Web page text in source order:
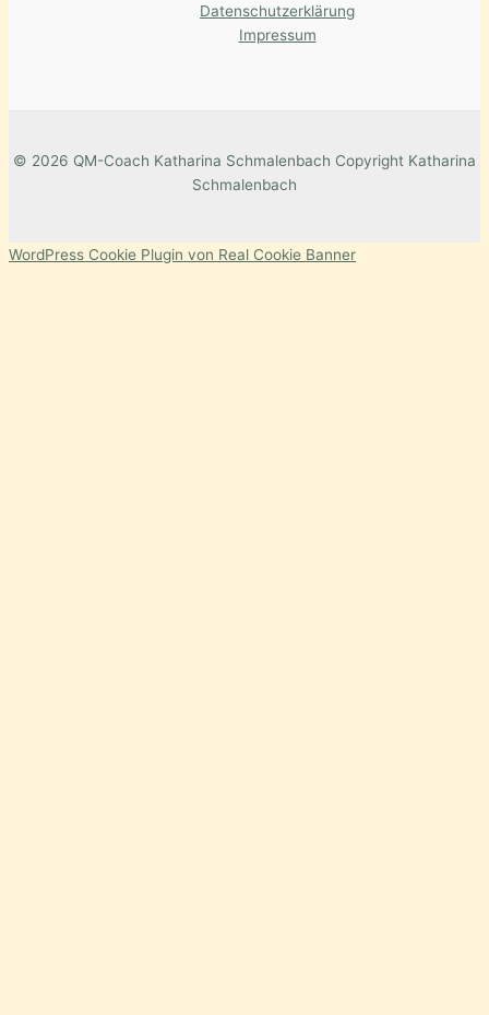
Datenschutzerklärung
Impressum
© 2026 QM-Coach Katharina Schmalenbach Copyright Katharina
Schmalenbach
WordPress Cookie Plugin von Real Cookie Banner